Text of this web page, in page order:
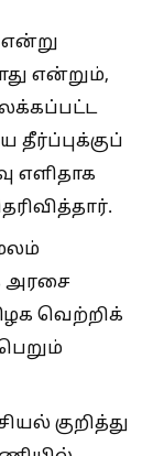
என்றும்,
எளிதாக
அரசை
வெற்றிக்
குறித்து